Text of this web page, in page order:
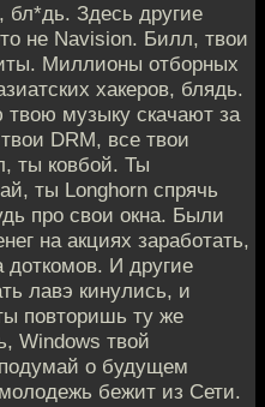
Здесь другие
не Navision. Билл, твои
Миллионы отборных
хакеров, блядь.
музыку скачают за
DRM, все твои
ты ковбой. Ты
ты Longhorn спрячь
про свои окна. Были
на акциях заработать,
И другие
лавэ кинулись, и
повторишь ту же
Windows твой
о будущем
бежит из Сети.